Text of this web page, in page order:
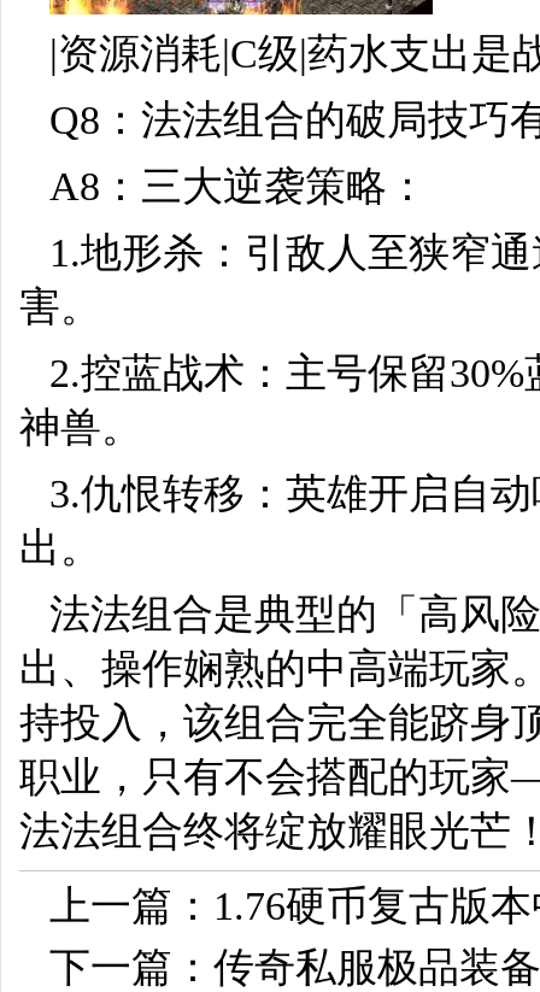
|资源消耗|C级|药水支出是
Q8：法法组合的破局技巧
A8：三大逆袭策略：
1.地形杀：引敌人至狭窄
害。
2.控蓝战术：主号保留
神兽。
3.仇恨转移：英雄开启自
出。
法法组合是典型的「高风
出、操作娴熟的中高端玩家
持投入，该组合完全能跻身
职业，只有不会搭配的玩
法法组合终将绽放耀眼光芒
上一篇： 1.76硬币复古版
下一篇： 传奇私服极品装